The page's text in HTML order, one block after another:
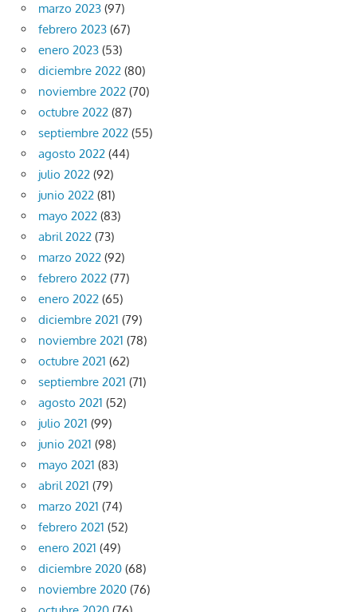
marzo 2023 (97)
febrero 2023 (67)
enero 2023 (53)
diciembre 2022 (80)
noviembre 2022 (70)
octubre 2022 (87)
septiembre 2022 (55)
agosto 2022 (44)
julio 2022 (92)
junio 2022 (81)
mayo 2022 (83)
abril 2022 (73)
marzo 2022 (92)
febrero 2022 (77)
enero 2022 (65)
diciembre 2021 (79)
noviembre 2021 (78)
octubre 2021 (62)
septiembre 2021 (71)
agosto 2021 (52)
julio 2021 (99)
junio 2021 (98)
mayo 2021 (83)
abril 2021 (79)
marzo 2021 (74)
febrero 2021 (52)
enero 2021 (49)
diciembre 2020 (68)
noviembre 2020 (76)